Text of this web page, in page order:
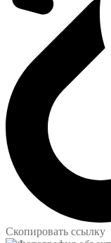
Скопировать ссылку